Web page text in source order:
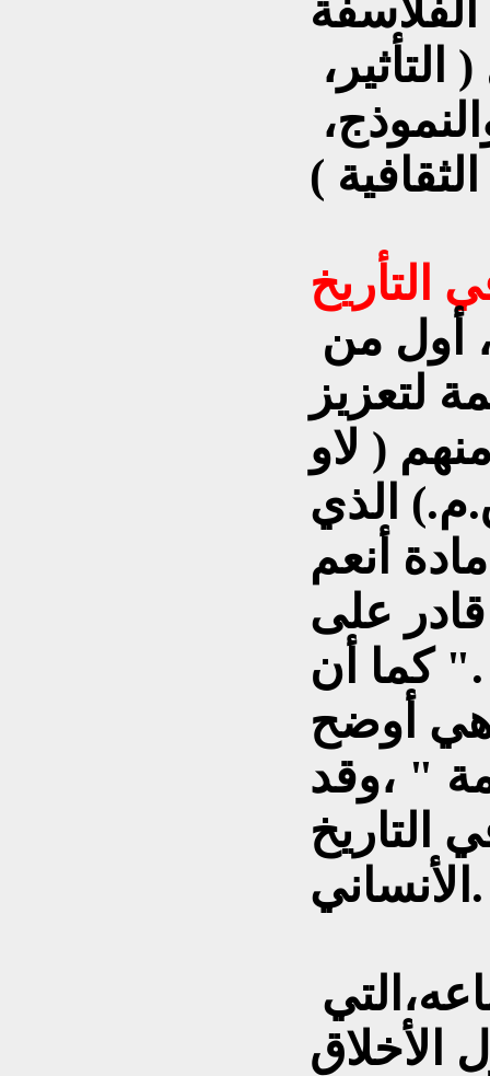
)
أول من
لتعزيز
( لاو
الذي
أنعم
على
." كما أن
هي أوضح
" ،وقد
التاريخ
الأنساني.
الأخلاق